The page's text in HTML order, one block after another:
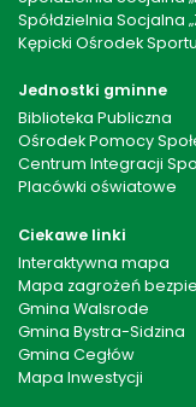
Spółdzielnia Socjalna
Kępicki Ośrodek
Jednostki gminne
Biblioteka Publiczna
Ośrodek Pomocy
Centrum Integracji
Placówki oświatowe
Ciekawe linki
Interaktywna mapa
Mapa zagrożeń
Gmina Walsrode
Gmina Bystra-Sidzina
Gmina Cegłów
Mapa Inwestycji